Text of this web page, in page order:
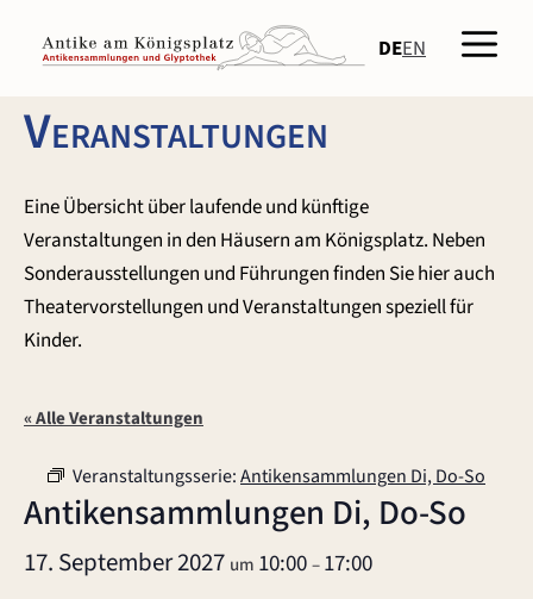
Inhalt
springen
DEEN
Veranstaltungen
Eine Übersicht über laufende und künftige
Veranstaltungen in den Häusern am Königsplatz. Neben
Sonderausstellungen und Führungen finden Sie hier auch
Theatervorstellungen und Veranstaltungen speziell für
Kinder.
« Alle Veranstaltungen
Veranstaltungsserie:Antikensammlungen Di, Do-So
Antikensammlungen Di, Do-So
17. September 2027 um 10:00–17:00